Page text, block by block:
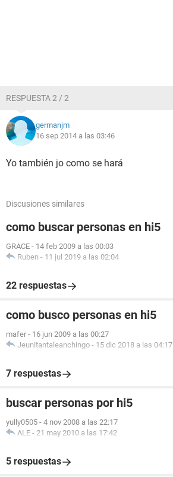
RESPUESTA 2 / 2
germanjm
16 sep 2014 a las 03:46
Yo también jo como se hará
Discusiones similares
como buscar personas en hi5
GRACE - 14 feb 2009 a las 00:03
Ruben - 11 jul 2019 a las 02:04
22 respuestas
como busco personas en hi5
mafer - 16 jun 2009 a las 00:27
Jeunitantaleanchingo - 15 dic 2018 a las 04:17
7 respuestas
buscar personas por hi5
yully0505 - 4 nov 2008 a las 22:17
ALE - 21 may 2010 a las 17:42
5 respuestas